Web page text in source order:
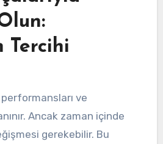
Tercihi
ve
Ancak zaman içinde
gerekebilir. Bu